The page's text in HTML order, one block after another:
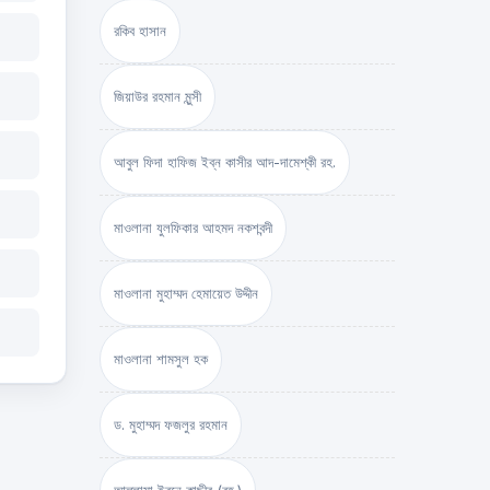
রকিব হাসান
জিয়াউর রহমান মুন্সী
আবুল ফিদা হাফিজ ইব্‌ন কাসীর আদ-দামেশ্‌কী রহ.
মাওলানা যুলফিকার আহমদ নকশবন্দী
মাওলানা মুহাম্মদ হেমায়েত উদ্দীন
মাওলানা শামসুল হক
ড. মুহাম্মদ ফজলুর রহমান